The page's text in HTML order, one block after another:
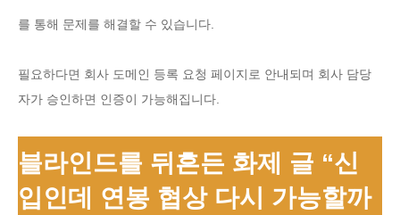
를 통해 문제를 해결할 수 있습니다.
필요하다면 회사 도메인 등록 요청 페이지로 안내되며 회사 담당
자가 승인하면 인증이 가능해집니다.
블라인드를 뒤흔든 화제 글 “신
입인데 연봉 협상 다시 가능할까